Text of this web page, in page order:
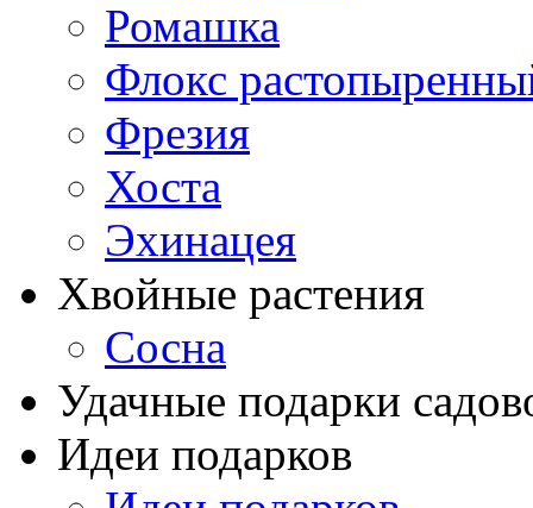
Ромашка
Флокс
Фрезия
Хоста
Эхинацея
Хвойные растения
Сосна
Удачные подарки
Идеи подарков